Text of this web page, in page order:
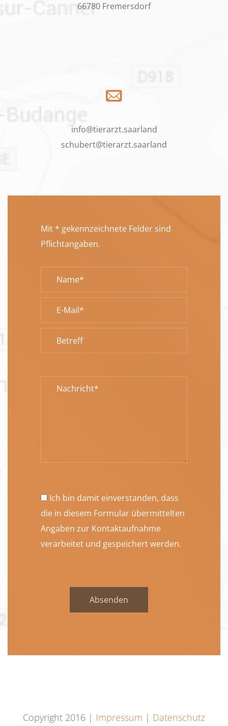
66780 Fremersdorf
info@tierarzt.saarland
schubert@tierarzt.saarland
Mit * gekennzeichnete Felder sind
Pflichtangaben.
Ich bin damit einverstanden, dass
die in diesem Formular übermittelten
Angaben zur Kontaktaufnahme
verarbeitet und gespeichert werden.
Copyright 2016 | Impressum | Datenschutz